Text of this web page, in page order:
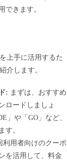
できます。
上手に活用するた
介します。
: まずは、おすすめ
ロードしましょ
」や「GO」など、
す。
利用者向けのクーポ
を活用して、料金